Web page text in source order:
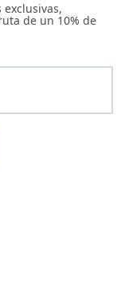
de un 10% de